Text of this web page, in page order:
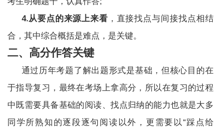
4.从要点的来源上来看 ，直接找点与间接找点相结
合，其中综合概括是难点，是关键。
二、高分作答关键
通过历年考题了解出题形式是基础，但核心目的在
于指导复习，最终在考场上拿高分，所以在复习的过程
中既需要具备基础的阅读、找点归纳的能力也就是大多
同学所熟知的逐段逐句阅读以外，更需要以“踩点给
面试录用